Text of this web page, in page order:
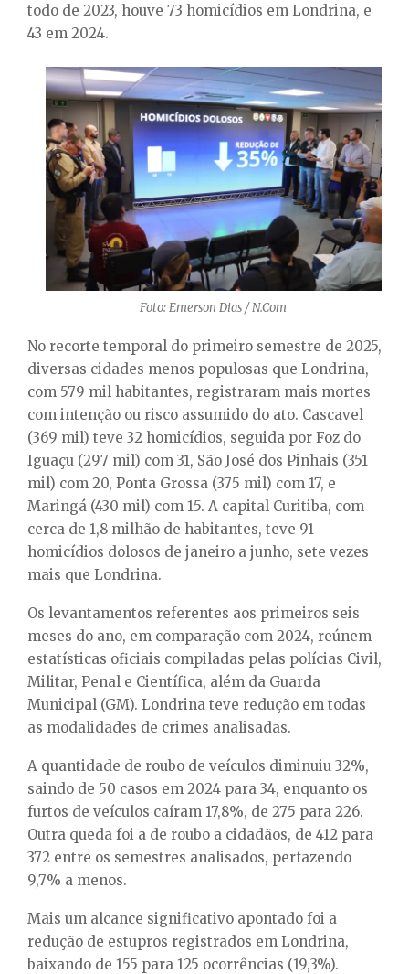
todo de 2023, houve 73 homicídios em Londrina, e
43 em 2024.
Foto: Emerson Dias / N.Com
No recorte temporal do primeiro semestre de 2025,
diversas cidades menos populosas que Londrina,
com 579 mil habitantes, registraram mais mortes
com intenção ou risco assumido do ato. Cascavel
(369 mil) teve 32 homicídios, seguida por Foz do
Iguaçu (297 mil) com 31, São José dos Pinhais (351
mil) com 20, Ponta Grossa (375 mil) com 17, e
Maringá (430 mil) com 15. A capital Curitiba, com
cerca de 1,8 milhão de habitantes, teve 91
homicídios dolosos de janeiro a junho, sete vezes
mais que Londrina.
Os levantamentos referentes aos primeiros seis
meses do ano, em comparação com 2024, reúnem
estatísticas oficiais compiladas pelas polícias Civil,
Militar, Penal e Científica, além da Guarda
Municipal (GM). Londrina teve redução em todas
as modalidades de crimes analisadas.
A quantidade de roubo de veículos diminuiu 32%,
saindo de 50 casos em 2024 para 34, enquanto os
furtos de veículos caíram 17,8%, de 275 para 226.
Outra queda foi a de roubo a cidadãos, de 412 para
372 entre os semestres analisados, perfazendo
9,7% a menos.
Mais um alcance significativo apontado foi a
redução de estupros registrados em Londrina,
baixando de 155 para 125 ocorrências (19,3%).